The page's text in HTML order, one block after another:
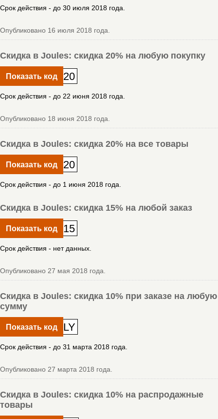
Срок действия - до 30 июля 2018 года.
Опубликовано 16 июля 2018 года.
Скидка в Joules: скидка 20% на любую покупку
Показать код 20
Срок действия - до 22 июня 2018 года.
Опубликовано 18 июня 2018 года.
Скидка в Joules: скидка 20% на все товары
Показать код 20
Срок действия - до 1 июня 2018 года.
Скидка в Joules: скидка 15% на любой заказ
Показать код 15
Срок действия - нет данных.
Опубликовано 27 мая 2018 года.
Скидка в Joules: скидка 10% при заказе на любую
сумму
Показать код LY
Срок действия - до 31 марта 2018 года.
Опубликовано 27 марта 2018 года.
Скидка в Joules: скидка 10% на распродажные
товары